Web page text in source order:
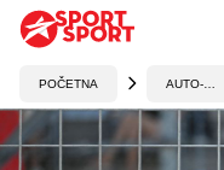
POČETNA